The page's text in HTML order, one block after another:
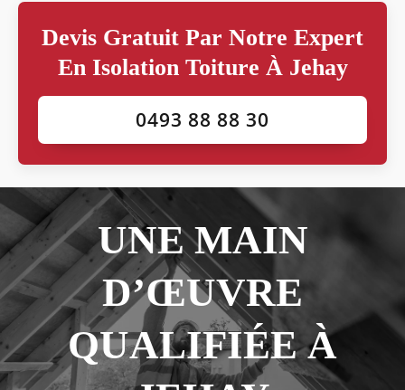
Devis Gratuit Par Notre Expert
En Isolation Toiture À Jehay
0493 88 88 30
UNE MAIN
D’ŒUVRE
QUALIFIÉE À